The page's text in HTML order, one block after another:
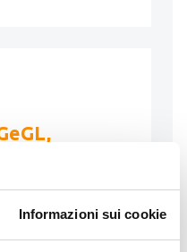
Informazioni sui cookie
Accorso